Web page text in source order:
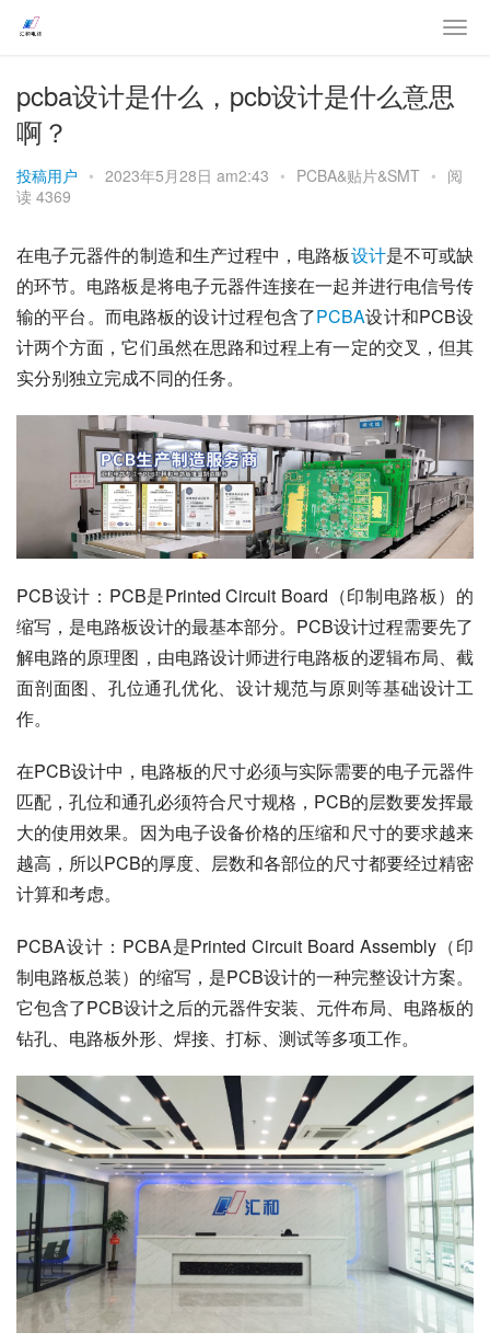
pcba设计是什么，pcb设计是什么意思
啊？
投稿用户 • 2023年5月28日 am2:43 • PCBA&贴片&SMT • 阅
读 4369
在电子元器件的制造和生产过程中，电路板设计是不可或缺
的环节。电路板是将电子元器件连接在一起并进行电信号传
输的平台。而电路板的设计过程包含了PCBA设计和PCB设
计两个方面，它们虽然在思路和过程上有一定的交叉，但其
实分别独立完成不同的任务。
PCB设计：PCB是Printed Circuit Board（印制电路板）的
缩写，是电路板设计的最基本部分。PCB设计过程需要先了
解电路的原理图，由电路设计师进行电路板的逻辑布局、截
面剖面图、孔位通孔优化、设计规范与原则等基础设计工
作。
在PCB设计中，电路板的尺寸必须与实际需要的电子元器件
匹配，孔位和通孔必须符合尺寸规格，PCB的层数要发挥最
大的使用效果。因为电子设备价格的压缩和尺寸的要求越来
越高，所以PCB的厚度、层数和各部位的尺寸都要经过精密
计算和考虑。
PCBA设计：PCBA是Printed Circuit Board Assembly（印
制电路板总装）的缩写，是PCB设计的一种完整设计方案。
它包含了PCB设计之后的元器件安装、元件布局、电路板的
钻孔、电路板外形、焊接、打标、测试等多项工作。